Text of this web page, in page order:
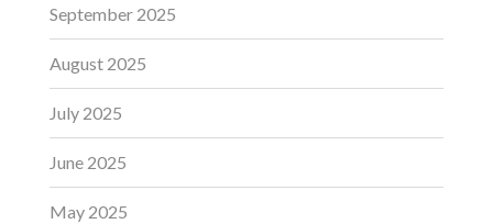
September 2025
August 2025
July 2025
June 2025
May 2025